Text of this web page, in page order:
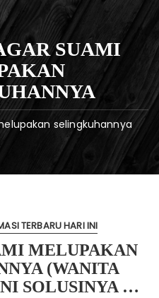
SUAMI
selingkuhannya
TERBARU HARI INI
MELUPAKAN
(WANITA
SOLUSINYA …